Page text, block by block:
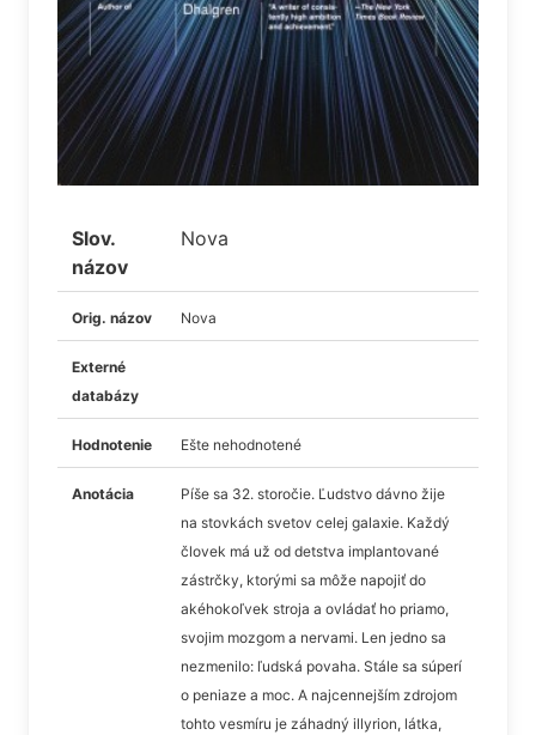
Slov.
názov
Nova
Orig. názov Nova
Externé
databázy
Hodnotenie Ešte nehodnotené
Anotácia
Píše sa 32. storočie. Ľudstvo dávno žije
na stovkách svetov celej galaxie. Každý
človek má už od detstva implantované
zástrčky, ktorými sa môže napojiť do
akéhokoľvek stroja a ovládať ho priamo,
svojim mozgom a nervami. Len jedno sa
nezmenilo: ľudská povaha. Stále sa súperí
o peniaze a moc. A najcennejším zdrojom
tohto vesmíru je záhadný illyrion, látka,